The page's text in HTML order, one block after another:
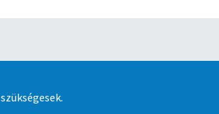
kedvezménnyel
letöltés iOS és